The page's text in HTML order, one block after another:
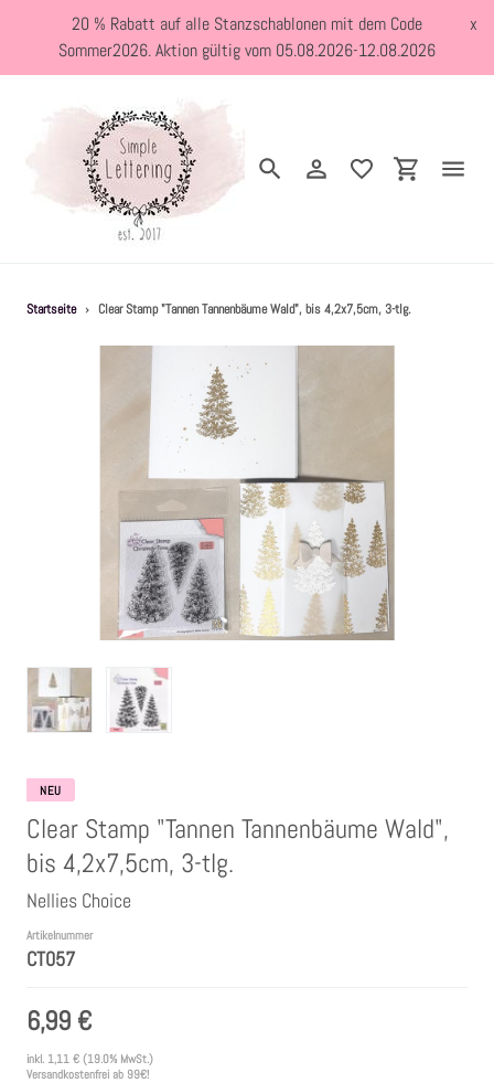
Inhalt
20 % Rabatt auf alle Stanzschablonen mit dem Code
Sommer2026. Aktion gültig vom 05.08.2026-12.08.2026
x
SuchenEinloggen
Stanzschablonen
Clear Stamps
Stempelkissen
Embossing Pulver WOW
Kartendeko Embellishments
Präge-, Universal- Maskierschablonen
Papiere
Startseite › Clear Stamp "Tannen Tannenbäume Wald", bis 4,2x7,5cm, 3-tlg.
NEU
Clear Stamp "Tannen Tannenbäume Wald",
bis 4,2x7,5cm, 3-tlg.
Nellies Choice
Artikelnummer
CT057
6,99 €
inkl. 1,11 € (19.0% MwSt.)
Versandkostenfrei ab 99€!